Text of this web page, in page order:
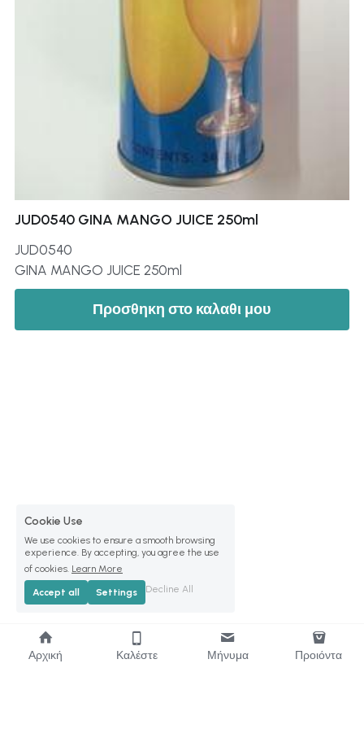
JUD0540 GINA MANGO JUICE 250ml
JUD0540
GINA MANGO JUICE 250ml
Προσθηκη στο καλαθι μου
Αρχική Καλέστε Μήνυμα Προιόντα
Cookie Use
We use cookies to ensure a smooth browsing
experience. By accepting, you agree the use
of cookies. Learn More
Accept all Settings Decline All